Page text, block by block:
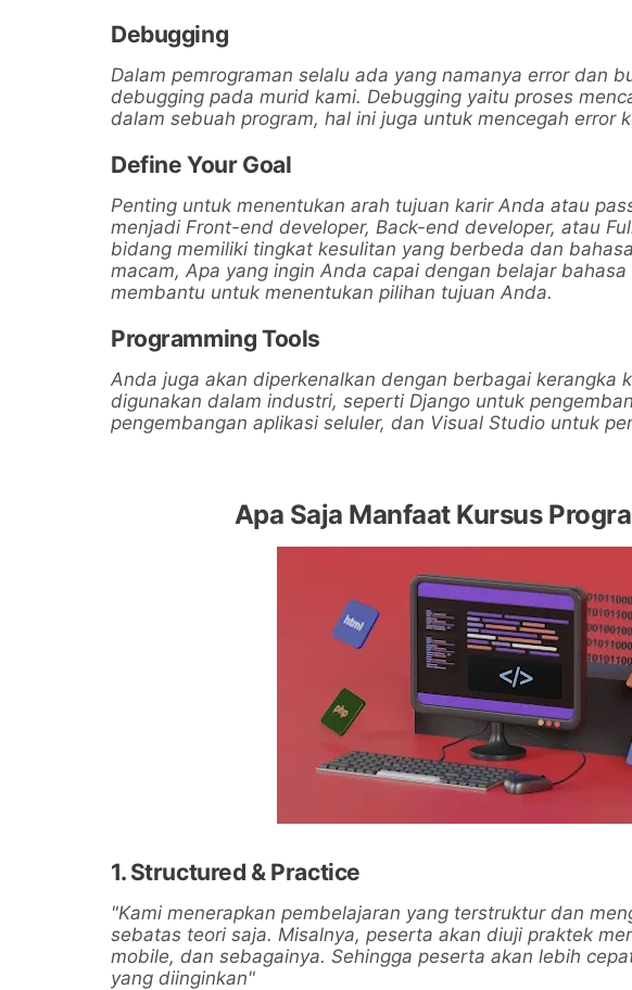
Debugging
Dalam pemrograman selalu ada yang namanya error dan
debugging pada murid kami. Debugging yaitu proses
dalam sebuah program, hal ini juga untuk mencegah error
Define Your Goal
Penting untuk menentukan arah tujuan karir Anda atau
menjadi Front-end developer, Back-end developer, atau
bidang memiliki tingkat kesulitan yang berbeda dan
macam, Apa yang ingin Anda capai dengan belajar
membantu untuk menentukan pilihan tujuan Anda.
Programming Tools
Anda juga akan diperkenalkan dengan berbagai kerangka
digunakan dalam industri, seperti Django untuk
pengembangan aplikasi seluler, dan Visual Studio untuk
Apa Saja Manfaat Kursus
1. Structured & Practice
"Kami menerapkan pembelajaran yang terstruktur dan
sebatas teori saja. Misalnya, peserta akan diuji praktek
mobile, dan sebagainya. Sehingga peserta akan lebih
yang diinginkan"